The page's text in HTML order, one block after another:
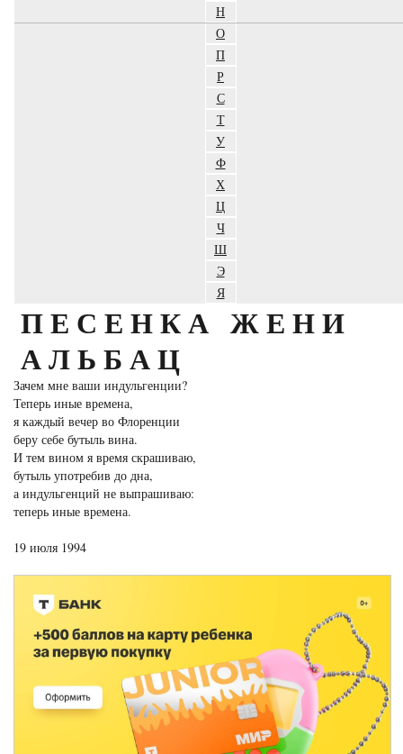
Н
О
П
Р
С
Т
У
Ф
Х
Ц
Ч
Ш
Э
Я
ПЕСЕНКА ЖЕНИ
АЛЬБАЦ
Зачем мне ваши индульгенции?
Теперь иные времена,
я каждый вечер во Флоренции
беру себе бутыль вина.
И тем вином я время скрашиваю,
бутыль употребив до дна,
а индульгенций не выпрашиваю:
теперь иные времена.
19 июля 1994